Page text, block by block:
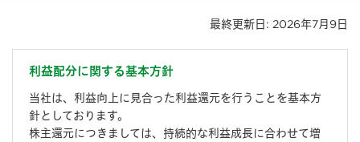
最終更新日: 2026年7月9日
利益配分に関する基本方針
当社は、利益向上に見合った利益還元を行うことを基本方
針としております。
株主還元につきましては、持続的な利益成長に合わせて増